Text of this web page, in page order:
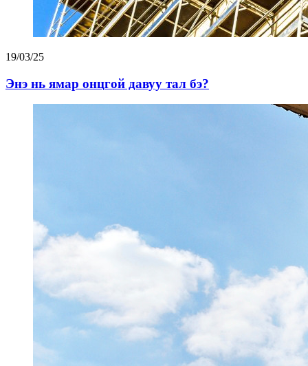
19/03/25
Энэ нь ямар онцгой давуу тал бэ?